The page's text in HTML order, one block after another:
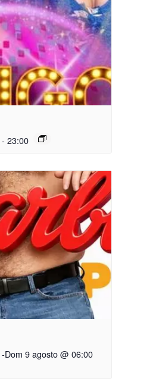
- 23:00
-Dom 9 agosto @ 06:00